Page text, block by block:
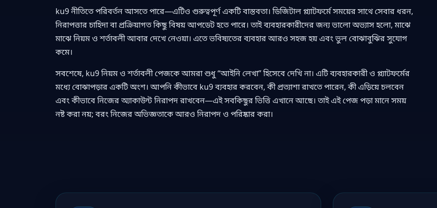
ku9 নীতিতে পরিবর্তন আসতে পারে—এটিও গুরুত্বপূর্ণ একটি বাস্তবতা। ডিজিটাল প্ল্যাটফর্মে সময়ের সাথে সেবার ধরন,
নিরাপত্তার চাহিদা বা প্রক্রিয়াগত কিছু বিষয় আপডেট হতে পারে। তাই ব্যবহারকারীদের জন্য ভালো অভ্যাস হলো, মাঝে
মাঝে নিয়ম ও শর্তাবলী আবার দেখে নেওয়া। এতে ভবিষ্যতের ব্যবহার আরও সহজ হয় এবং ভুল বোঝাবুঝির সুযোগ
কমে।
সবশেষে, ku9 নিয়ম ও শর্তাবলী পেজকে আমরা শুধু “আইনি লেখা” হিসেবে দেখি না। এটি ব্যবহারকারী ও প্ল্যাটফর্মের
মধ্যে বোঝাপড়ার একটি অংশ। আপনি কীভাবে ku9 ব্যবহার করবেন, কী প্রত্যাশা রাখতে পারেন, কী এড়িয়ে চলবেন
এবং কীভাবে নিজের অ্যাকাউন্ট নিরাপদ রাখবেন—এই সবকিছুর ভিত্তি এখানে আছে। তাই এই পেজ পড়া মানে সময়
নষ্ট করা নয়; বরং নিজের অভিজ্ঞতাকে আরও নিরাপদ ও পরিষ্কার করা।